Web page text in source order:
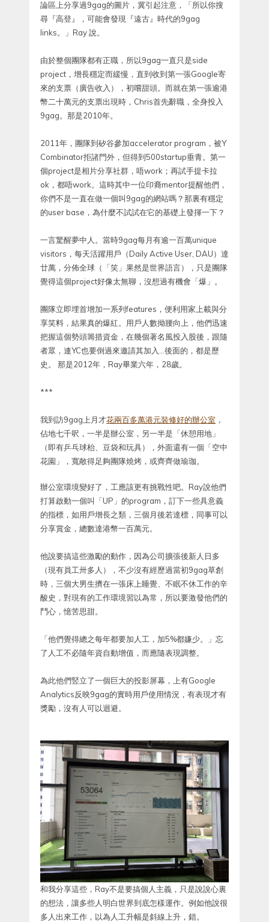
論區上分享過9gag的圖片，冀引起注意，「所以你搜
尋『高登』，可能會發現『遠古』時代的9gag
links。」Ray 說。
由於整個團隊都有正職，所以9gag一直只是side
project，增長穩定而緩慢，直到收到第一張Google寄
來的支票（廣告收入），初嚐甜頭。而就在第一張逾港
幣二十萬元的支票出現時，Chris首先辭職，全身投入
9gag。那是2010年。
2011年，團隊到矽谷參加accelerator program，被Y
Combinator拒諸門外，但得到500startup垂青。第一
個project是相片分享社群，唔work；再試手提卡拉
ok，都唔work。這時其中一位印裔mentor提醒他們，
你們不是一直在做一個叫9gag的網站嗎？那裏有穩定
的user base，為什麼不試試在它的基礎上發揮一下？
一言驚醒夢中人。當時9gag每月有逾一百萬unique
visitors，每天活躍用戶（Daily Active User, DAU）達
廿萬，分佈全球（「笑」果然是世界語言），只是團隊
覺得這個project好像太無聊，沒想過有機會「爆」。
團隊立即埋首增加一系列features，便利用家上載與分
享笑料，結果真的爆紅。用戶人數拗腰向上，他們迅速
把握這個勢頭籌措資金，在幾個著名風投入股後，跟隨
者眾，連YC也要倒過來邀請其加入…後面的，都是歷
史。 那是2012年，Ray畢業六年，28歲。
***
我到訪9gag上月才花兩百多萬港元裝修好的辦公室 ，
佔地七千呎，一半是辦公室，另一半是「休憩用地」
（即有乒乓球枱、豆袋和玩具），外面還有一個「空中
花園」，寬敞得足夠團隊燒烤，或齊齊做瑜珈。
辦公室環境變好了，工應該更有挑戰性吧。Ray說他們
打算啟動一個叫「UP」的program，訂下一些具意義
的指標，如用戶增長之類，三個月後若達標，同事可以
分享賞金，總數達港幣一百萬元。
他說要搞這些激勵的動作，因為公司擴張後新人日多
（現有員工卅多人），不少沒有經歷過當初9gag草創
時，三個大男生擠在一張床上睡覺、不眠不休工作的辛
酸史，對現有的工作環境習以為常，所以要激發他們的
鬥心，憶苦思甜。
「他們覺得總之每年都要加人工，加5%都嫌少。」忘
了人工不必隨年資自動增值，而應隨表現調整。
為此他們竪立了一個巨大的投影屏幕，上有Google
Analytics反映9gag的實時用戶使用情況，有表現才有
獎勵，沒有人可以迴避。
和我分享這些，Ray不是要搞個人主義，只是說說心裏
的想法，讓多些人明白世界到底怎樣運作。例如他說很
多人出來工作，以為人工升幅是斜線上升，錯。